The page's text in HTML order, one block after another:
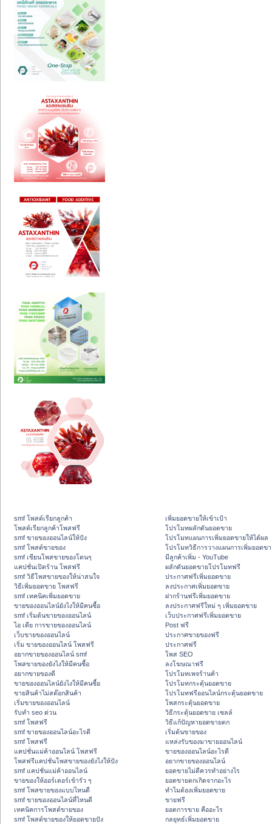
smf โพสต์เรียกลูกค้า
โพสต์เรียกลูกค้าโพสฟรี
smf ขายของออนไลน์ให้ปัง
smf โพสต์ขายของ
smf เขียนโพสขายของโดนๆ
แคปชั่นเปิดร้าน โพสฟรี
smf วิธีโพสขายของให้น่าสนใจ
วิธีเพิ่มยอดขาย โพสฟรี
smf เทคนิคเพิ่มยอดขาย
ขายของออนไลน์ยังไงให้มีคนซื้อ
smf เริ่มต้นขายของออนไลน์
ไอ เดีย การขายของออนไลน์
เว็บขายของออนไลน์
เริ่ม ขายของออนไลน์ โพสฟรี
อยากขายของออนไลน์ smf
โพสขายของยังไงให้มีคนซื้อ
อยากขายของดี
ขายของออนไลน์ยังไงให้มีคนซื้อ
ขายสินค้าไม่สต๊อกสินค้า
เริ่มขายของออนไลน์
รับทำ seo ด่วน
smf โพสฟรี
smf ขายของออนไลน์อะไรดี
smf โพสฟรี
แคปชั่นแม่ค้าออนไลน์ โพสฟรี
โพสฟรีแคปชั่นโพสขายของยังไงให้ปัง
smf แคปชั่นแม่ค้าออนไลน์
ขายของให้ออร์เดอร์เข้ารัว ๆ
smf โพสขายของแบบไหนดี
smf ขายของออนไลน์ที่ไหนดี
เทคนิคการโพสต์ขายของ
smf โพสต์ขายของให้ยอดขายปัง
เพิ่มยอดขายให้เข้าเป้า
โปรโมทผลักดันยอดขาย
โปรโมทแผนการเพิ่มยอดขายให้ได้ผล
โปรโมทวิธีการวางแผนการเพิ่มยอดข
มีลูกค้าเพิ่ม - YouTube
ผลักดันยอดขายโปรโมทฟรี
ประกาศฟรีเพิ่มยอดขาย
ลงประกาศเพิ่มยอดขาย
ฝากร้านฟรีเพิ่มยอดขาย
ลงประกาศฟรีใหม่ ๆ เพิ่มยอดขาย
เว็บประกาศฟรีเพิ่มยอดขาย
Post ฟรี
ประกาศขายของฟรี
ประกาศฟรี
โพส SEO
ลงโฆษณาฟรี
โปรโมทเพจร้านค้า
โปรโมทกระตุ้นยอดขาย
โปรโมทฟรีออนไลน์กระตุ้นยอดขาย
โพสกระตุ้นยอดขาย
วิธีกระตุ้นยอดขาย เซลล์
วิธีแก้ปัญหายอดขายตก
เริ่มต้นขายของ
แหล่งรับของมาขายออนไลน์
ขายของออนไลน์อะไรดี
อยากขายของออนไลน์
ยอดขายไม่ดีควรทำอย่างไร
ยอดขายตกเกิดจากอะไร
ทำไมต้องเพิ่มยอดขาย
ขายฟรี
ยอดการขาย คืออะไร
กลยุทธ์เพิ่มยอดขาย